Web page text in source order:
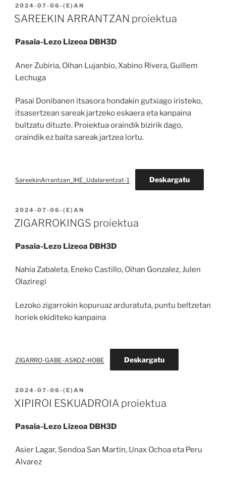
2024-07-06-(E)AN
SAREEKIN ARRANTZAN proiektua
Pasaia-Lezo Lizeoa DBH3D
Aner Zubiria, Oihan Lujanbio, Xabino Rivera, Guillem
Lechuga
Pasai Donibanen itsasora hondakin gutxiago iristeko,
itsasertzean sareak jartzeko eskaera eta kanpaina
bultzatu dituzte. Proiektua oraindik bizirik dago,
oraindik ez baita sareak jartzea lortu.
SareekinArrantzan_IHE_Udalarentzat-1 Deskargatu
2024-07-06-(E)AN
ZIGARROKINGS proiektua
Pasaia-Lezo Lizeoa DBH3D
Nahia Zabaleta, Eneko Castillo, Oihan Gonzalez, Julen
Olaziregi
Lezoko zigarrokin kopuruaz arduratuta, puntu beltzetan
horiek ekiditeko kanpaina
ZIGARRO-GABE-ASKOZ-HOBE Deskargatu
2024-07-06-(E)AN
XIPIROI ESKUADROIA proiektua
Pasaia-Lezo Lizeoa DBH3D
Asier Lagar, Sendoa San Martin, Unax Ochoa eta Peru
Alvarez